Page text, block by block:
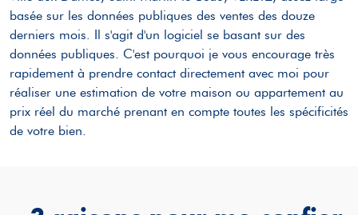
basée sur les données publiques des ventes des douze
derniers mois. Il s'agit d'un logiciel se basant sur des
données publiques. C'est pourquoi je vous encourage très
rapidement à prendre contact directement avec moi pour
réaliser une estimation de votre maison ou appartement au
prix réel du marché prenant en compte toutes les spécificités
de votre bien.